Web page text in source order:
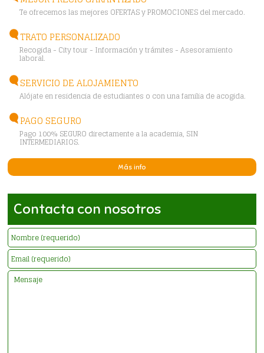
Te ofrecemos las mejores OFERTAS y PROMOCIONES del mercado.
TRATO PERSONALIZADO
Recogida - City tour - Información y trámites - Asesoramiento
laboral.
SERVICIO DE ALOJAMIENTO
Alójate en residencia de estudiantes o con una familia de acogida.
PAGO SEGURO
Pago 100% SEGURO directamente a la academia, SIN
INTERMEDIARIOS.
Más info
Contacta con nosotros